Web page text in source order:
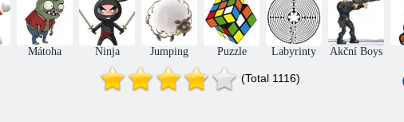
Kapsa RPG 3 myši
Robbie:
Očekávejte svůj
Huggy Waggy
zachrání Kissy
Missy
Mátoha Ninja Jumping Puzzle Labyrinty Akční Boys
(Total 1116)